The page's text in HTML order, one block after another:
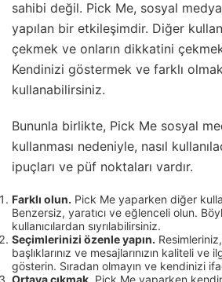
sahibi değil. Pick Me, sosyal
yapılan bir etkileşimdir. Diğer
çekmek ve onların dikkatini
Kendinizi göstermek ve farklı
kullanabilirsiniz.
Bununla birlikte, Pick Me sosyal
kullanması nedeniyle, nasıl
ipuçları ve püf noktaları vardır.
Farklı olun. Pick Me yaparken diğer
Benzersiz, yaratıcı ve eğlenceli olun.
kullanıcılardan sıyrılabilirsiniz.
Seçimlerinizi özenle yapın.
başlıklarınız ve mesajlarınızın kaliteli ve
gösterin. Sıradan olmayın ve kendinizi
Ortaya çıkmak. Pick Me yaparken